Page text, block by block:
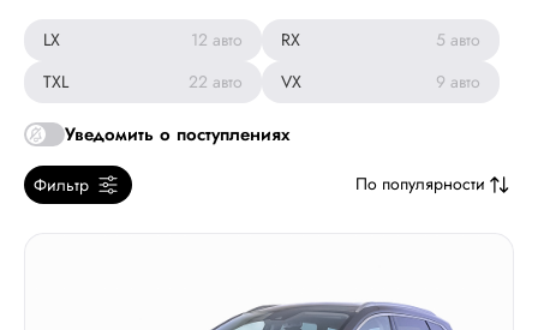
LX 12 авто RX 5 авто
TXL
22 авто VX 9 авто
Уведомить о поступлениях
Фильтр По популярности